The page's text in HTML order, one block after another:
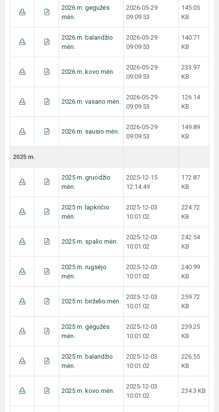
2026 m. gegužės
mėn.
2026-05-29
09:09:53
145.05
KB
2026 m. balandžio
mėn.
2026-05-29
09:09:53
140.71
KB
2026 m. kovo mėn.
2026-05-29
09:09:53
233.97
KB
2026 m. vasario mėn.
2026-05-29
09:09:53
126.14
KB
2026 m. sausio mėn.
2026-05-29
09:09:53
149.89
KB
2025 m.
2025 m. gruodžio
mėn.
2025-12-15
12:14:49
172.87
KB
2025 m. lapkričio
mėn.
2025-12-03
10:01:02
224.72
KB
2025 m. spalio mėn.
2025-12-03
10:01:02
242.54
KB
2025 m. rugsėjo
mėn.
2025-12-03
10:01:02
240.99
KB
2025 m. birželio mėn.
2025-12-03
10:01:02
259.72
KB
2025 m. gegužės
mėn.
2025-12-03
10:01:02
239.25
KB
2025 m. balandžio
mėn.
2025-12-03
10:01:02
226.55
KB
2025 m. kovo mėn.
2025-12-03
10:01:02
234.3 KB